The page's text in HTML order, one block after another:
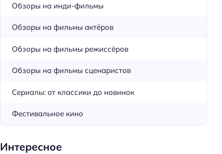
Обзоры на инди-фильмы
Обзоры на фильмы актёров
Обзоры на фильмы режиссёров
Обзоры на фильмы сценаристов
Сериалы: от классики до новинок
Фестивальное кино
Интересное